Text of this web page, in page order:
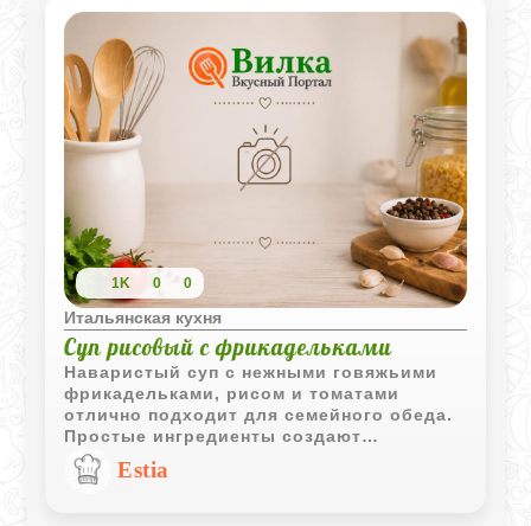
1K 0 0
Итальянская кухня
Суп рисовый с фрикадельками
Наваристый суп с нежными говяжьими
фрикадельками, рисом и томатами
отлично подходит для семейного обеда.
Простые ингредиенты создают
насыщенный вкус, а свежая зелень
делает блюдо еще ароматнее.
Estia